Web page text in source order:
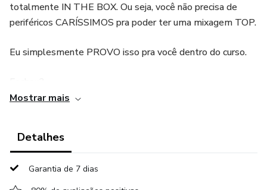
totalmente IN THE BOX. Ou seja, você não precisa de
periféricos CARÍSSIMOS pra poder ter uma mixagem TOP.
Eu simplesmente PROVO isso pra você dentro do curso.
Abraço.
Mostrar mais
Detalhes
Garantia de 7 dias